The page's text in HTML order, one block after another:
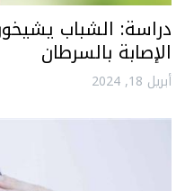
دراسة: الشباب
الإصابة بالسرطان
أبريل 18, 2024